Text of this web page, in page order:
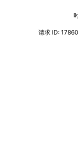
请求 ID: